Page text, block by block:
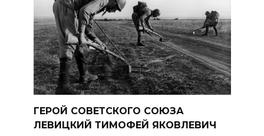
ГЕРОЙ СОВЕТСКОГО СОЮЗА
ЛЕВИЦКИЙ ТИМОФЕЙ ЯКОВЛЕВИЧ